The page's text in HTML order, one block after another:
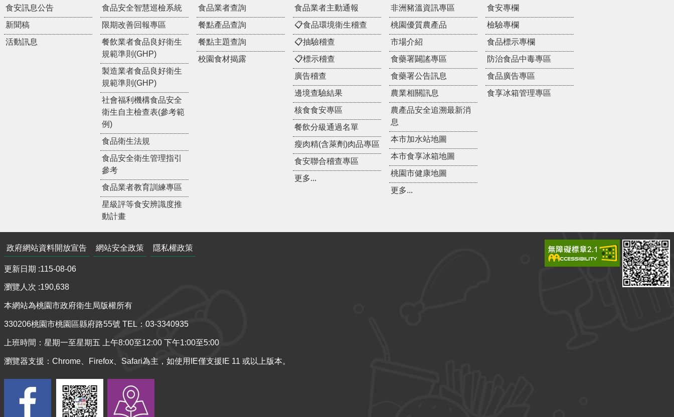
食安訊息公告
新聞稿
活動訊息
食品安全智慧巡檢系統
限期改善回報專區
餐飲業者食品良好衛生
規範準則(GHP)
製造業者食品良好衛生
規範準則(GHP)
社會福利機構食品安全
衛生自主檢查表(參考範
例)
食品衛生法規
食品安全衛生管理指引
參考
食品業者教育訓練專區
星級評等食安辨識度推
動計畫
食品業者查詢
餐點產品查詢
餐點主題查詢
校園食材揭露
食品業者主動通報
📋食品環境衛生稽查
📋抽驗稽查
📋標示稽查
廣告稽查
邊境查驗結果
核食食安專區
餐飲分級通過名單
瘦肉精(含萊劑)肉品專區
食安聯合稽查專區
更多...
非洲豬溫資訊專區
桃園優質農產品
市場介紹
食藥署闢謠專區
食藥署公告訊息
農業相關訊息
農產品安全追溯最新消
息
本市加水站地圖
本市食享冰箱地圖
桃園市健康地圖
更多...
食安專欄
檢驗專欄
食品標示專欄
防治食品中毒專區
食品廣告專區
食享冰箱管理專區
政府網站資料開放宣告 網站安全政策 隱私權政策
更新日期 115-08-06
瀏覽人次 190,638
本網站為桃園市政府衛生局版權所有
330206桃園市桃園區縣府路55號 TEL：03-3340935
上班時間：星期一至星期五 上午8:00至12:00 下午1:00至5:00
瀏覽器支援：Chrome、Firefox、Safari為主，如使用IE僅支援IE 11 或以上版本。